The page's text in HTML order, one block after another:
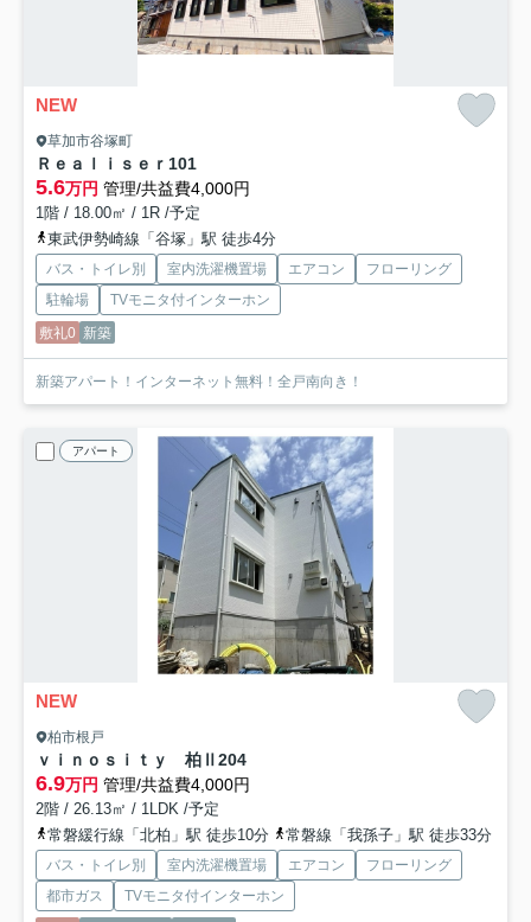
NEW
草加市谷塚町
Ｒｅａｌｉｓｅｒ 101
5.6万円 管理/共益費4,000円
1階 / 18.00㎡ / 1R /予定
東武伊勢崎線「谷塚」駅 徒歩4分
バス・トイレ別 室内洗濯機置場 エアコン
フローリング
駐輪場
TVモニタ付インターホン
敷礼0 新築
新築アパート！インターネット無料！全戸南向き！
アパート
NEW
柏市根戸
ｖｉｎｏｓｉｔｙ 柏Ⅱ 204
6.9万円 管理/共益費4,000円
2階 / 26.13㎡ / 1LDK /予定
常磐緩行線「北柏」駅 徒歩10分
常磐線「我孫子」駅 徒歩33分
バス・トイレ別 室内洗濯機置場 エアコン
フローリング
都市ガス
TVモニタ付インターホン